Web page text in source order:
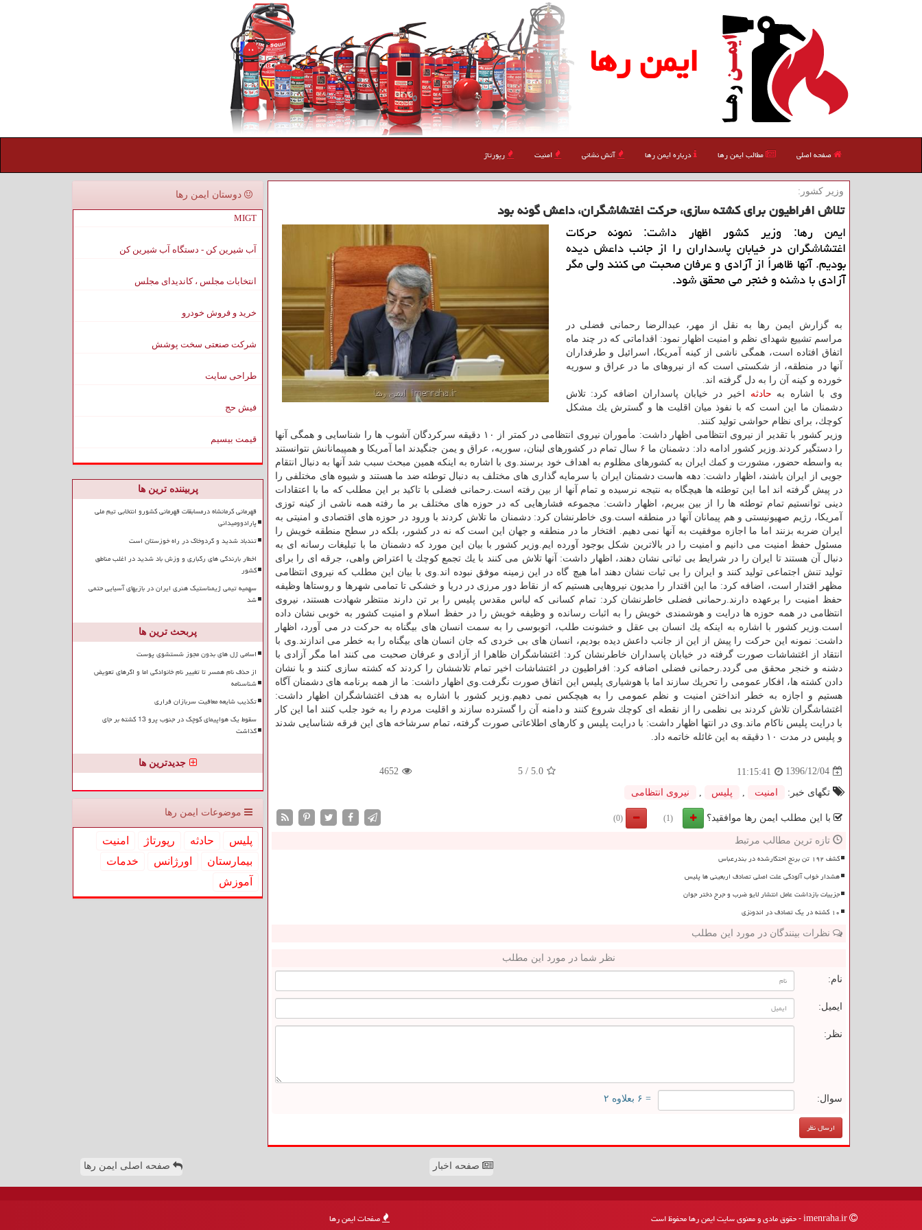
ایمن رها
صفحه اصلی مطالب ایمن رها درباره ایمن رها آتش نشانی امنیت رپورتاژ
وزیر كشور:
تلاش افراطیون برای كشته سازی، حركت اغتشاشگران، داعش گونه بود
ایمن رها: وزیر كشور اظهار داشت: نمونه حركات
اغتشاشگران در خیابان پاسداران را از جانب داعش دیده
بودیم. آنها ظاهراً از آزادی و عرفان صحبت می كنند ولی مگر
آزادی با دشنه و خنجر می محقق شود.
به گزارش ایمن رها به نقل از مهر، عبدالرضا رحمانی فضلی در
مراسم تشییع شهدای نظم و امنیت اظهار نمود: اقداماتی كه در چند ماه
اتفاق افتاده است، همگی ناشی از كینه آمریكا، اسرائیل و طرفداران
آنها در منطقه، از شكستی است كه از نیروهای ما در عراق و سوریه
خورده و كینه آن را به دل گرفته اند.
وی با اشاره به حادثه اخیر در خیابان پاسداران اضافه كرد: تلاش
دشمنان ما این است كه با نفوذ میان اقلیت ها و گسترش یك مشكل
كوچك، برای نظام حواشی تولید كنند.
وزیر كشور با تقدیر از نیروی انتظامی اظهار داشت: مأموران نیروی انتظامی در كمتر از ۱۰ دقیقه سركردگان آشوب ها را شناسایی و همگی آنها
را دستگیر كردند.وزیر كشور ادامه داد: دشمنان ما ۶ سال تمام در كشورهای لبنان، سوریه، عراق و یمن جنگیدند اما آمریكا و همپیمانانش نتوانستند
به واسطه حضور، مشورت و كمك ایران به كشورهای مظلوم به اهداف خود برسند.وی با اشاره به اینكه همین مبحث سبب شد آنها به دنبال انتقام
جویی از ایران باشند، اظهار داشت: دهه هاست دشمنان ایران با سرمایه گذاری های مختلف به دنبال توطئه ضد ما هستند و شیوه های مختلفی را
در پیش گرفته اند اما این توطئه ها هیچگاه به نتیجه نرسیده و تمام آنها از بین رفته است.رحمانی فضلی با تاكید بر این مطلب كه ما با اعتقادات
دینی توانستیم تمام توطئه ها را از بین ببریم، اظهار داشت: مجموعه فشارهایی كه در حوزه های مختلف بر ما رفته همه ناشی از كینه توزی
آمریكا، رژیم صهیونیستی و هم پیمانان آنها در منطقه است.وی خاطرنشان كرد: دشمنان ما تلاش كردند با ورود در حوزه های اقتصادی و امنیتی به
ایران ضربه بزنند اما ما اجازه موفقیت به آنها نمی دهیم. افتخار ما در منطقه و جهان این است كه نه در كشور، بلكه در سطح منطقه خویش را
مسئول حفظ امنیت می دانیم و امنیت را در بالاترین شكل بوجود آورده ایم.وزیر كشور با بیان این مورد كه دشمنان ما با تبلیغات رسانه ای به
دنبال آن هستند تا ایران را در شرایط بی ثباتی نشان دهند، اظهار داشت: آنها تلاش می كنند با یك تجمع كوچك یا اعتراض واهی، جرقه ای را برای
تولید تنش اجتماعی تولید كنند و ایران را بی ثبات نشان دهند اما هیچ گاه در این زمینه موفق نبوده اند.وی با بیان این مطلب كه نیروی انتظامی
مظهر اقتدار است، اضافه كرد: ما این اقتدار را مدیون نیروهایی هستیم كه از نقاط دور مرزی در دریا و خشكی تا تمامی شهرها و روستاها وظیفه
حفظ امنیت را برعهده دارند.رحمانی فضلی خاطرنشان كرد: تمام كسانی كه لباس مقدس پلیس را بر تن دارند منتظر شهادت هستند، نیروی
انتظامی در همه حوزه ها درایت و هوشمندی خویش را به اثبات رسانده و وظیفه خویش را در حفظ اسلام و امنیت كشور به خوبی نشان داده
است.وزیر كشور با اشاره به اینكه یك انسان بی عقل و خشونت طلب، اتوبوسی را به سمت انسان های بیگناه به حركت در می آورد، اظهار
داشت: نمونه این حركت را پیش از این از جانب داعش دیده بودیم، انسان های بی خردی كه جان انسان های بیگناه را به خطر می اندازند.وی با
انتقاد از اغتشاشات صورت گرفته در خیابان پاسداران خاطرنشان كرد: اغتشاشگران ظاهرا از آزادی و عرفان صحبت می كنند اما مگر آزادی با
دشنه و خنجر محقق می گردد.رحمانی فضلی اضافه كرد: افراطیون در اغتشاشات اخیر تمام تلاششان را كردند كه كشته سازی كنند و با نشان
دادن كشته ها، افكار عمومی را تحریك سازند اما با هوشیاری پلیس این اتفاق صورت نگرفت.وی اظهار داشت: ما از همه برنامه های دشمنان آگاه
هستیم و اجازه به خطر انداختن امنیت و نظم عمومی را به هیچكس نمی دهیم.وزیر كشور با اشاره به هدف اغتشاشگران اظهار داشت:
اغتشاشگران تلاش كردند بی نظمی را از نقطه ای كوچك شروع كنند و دامنه آن را گسترده سازند و اقلیت مردم را به خود جلب كنند اما این كار
با درایت پلیس ناكام ماند.وی در انتها اظهار داشت: با درایت پلیس و كارهای اطلاعاتی صورت گرفته، تمام سرشاخه های این فرقه شناسایی شدند
و پلیس در مدت ۱۰ دقیقه به این غائله خاتمه داد.
1396/12/04
11:15:41
5.0
/
5
4652
تگهای خبر: امنیت پلیس نیروی انتظامی
با این مطلب ایمن رها موافقید؟ (1)
(0)
تازه ترین مطالب مرتبط
کشف ۱۹۲ تن برنج احتکارشده در بندرعباس
هشدار خواب آلودگی علت اصلی تصادف اربعینی ها پلیس
جزییات بازداشت عامل انتشار لایو ضرب و جرح دختر جوان
۱۰ کشته در یک تصادف در اندونزی
نظرات بینندگان در مورد این مطلب
نظر شما در مورد این مطلب
نام:
ایمیل:
نظر:
سوال: = ۶ بعلاوه ۲
دوستان ایمن رها
MIGT
آب شیرین کن - دستگاه آب شیرین کن
انتخابات مجلس ، کاندیدای مجلس
خرید و فروش خودرو
شرکت صنعتی سخت پوشش
طراحی سایت
فیش حج
قیمت بیسیم
پربیننده ترین ها
قهرمانی کرمانشاه درمسابقات قهرمانی کشورو انتخابی تیم ملی
پارادوومیدانی
تندباد شدید و گردوخاک در راه خوزستان است
اخطار بارندگی های رگباری و وزش باد شدید در اغلب مناطق
کشور
سهمیه تیمی ژیمناستیک هنری ایران در بازیهای آسیایی حتمی
شد
پربحث ترین ها
اسامی ژل های بدون مجوز شستشوی پوست
از حذف نام همسر تا تغییر نام خانوادگی اما و اگرهای تعویض
شناسنامه
تکذیب شایعه معافیت سربازان فراری
سقوط یک هواپیمای کوچک در جنوب پرو 13 کشته بر جای
گذاشت
جدیدترین ها
موضوعات ایمن رها
پلیس حادثه رپورتاژ
امنیت
بیمارستان
اورژانس
خدمات
آموزش
صفحه اخبار صفحه اصلی ایمن رها
صفحات ایمن رها